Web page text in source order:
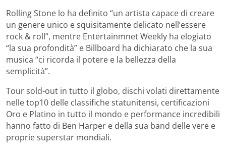
Rolling Stone lo ha definito “un artista capace di creare
un genere unico e squisitamente delicato nell’essere
rock & roll”, mentre Entertainmnet Weekly ha elogiato
“la sua profondità” e Billboard ha dichiarato che la sua
musica “ci ricorda il potere e la bellezza della
semplicità”.
Tour sold-out in tutto il globo, dischi volati direttamente
nelle top10 delle classifiche statunitensi, certificazioni
Oro e Platino in tutto il mondo e performance incredibili
hanno fatto di Ben Harper e della sua band delle vere e
proprie superstar mondiali.